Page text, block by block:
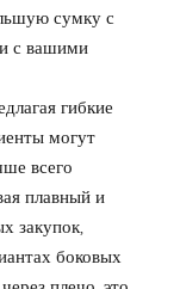
сумку с
с вашими
гибкие
могут
всего
плавный и
закупок,
боковых